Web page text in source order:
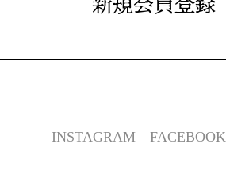
INSTAGRAM FACEBOOK